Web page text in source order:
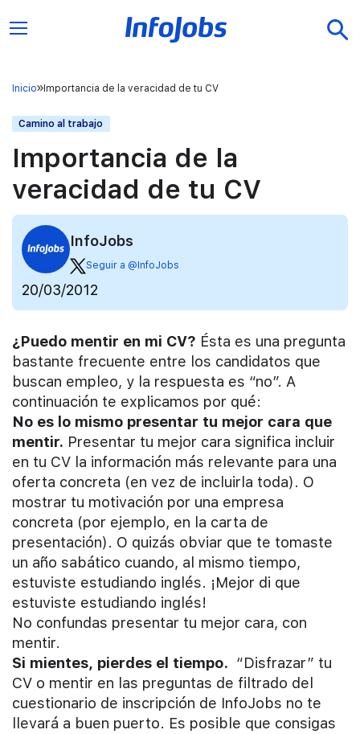
Inicio Importancia de la veracidad de tu CV
Camino al trabajo
Importancia de la
veracidad de tu CV
InfoJobs
Seguir a @InfoJobs
20/03/2012
¿Puedo mentir en mi CV? Ésta es una pregunta
bastante frecuente entre los candidatos que
buscan empleo, y la respuesta es “no”. A
continuación te explicamos por qué:
No es lo mismo presentar tu mejor cara que
mentir. Presentar tu mejor cara significa incluir
en tu CV la información más relevante para una
oferta concreta (en vez de incluirla toda). O
mostrar tu motivación por una empresa
concreta (por ejemplo, en la carta de
presentación). O quizás obviar que te tomaste
un año sabático cuando, al mismo tiempo,
estuviste estudiando inglés. ¡Mejor di que
estuviste estudiando inglés!
No confundas presentar tu mejor cara, con
mentir.
Si mientes, pierdes el tiempo. “Disfrazar” tu
CV o mentir en las preguntas de filtrado del
cuestionario de inscripción de InfoJobs no te
llevará a buen puerto. Es posible que consigas